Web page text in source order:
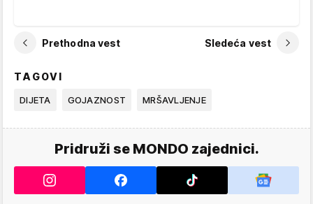
Prethodna vest Sledeća vest
TAGOVI
DIJETA GOJAZNOST MRŠAVLJENJE
Pridruži se MONDO zajednici.